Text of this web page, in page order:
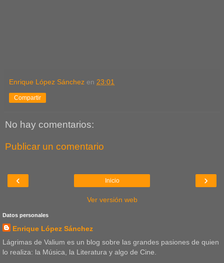
Enrique López Sánchez en 23:01
Compartir
No hay comentarios:
Publicar un comentario
‹ ›
Inicio
Ver versión web
Datos personales
Enrique López Sánchez
Lágrimas de Valium es un blog sobre las grandes pasiones de quien
lo realiza: la Música, la Literatura y algo de Cine.